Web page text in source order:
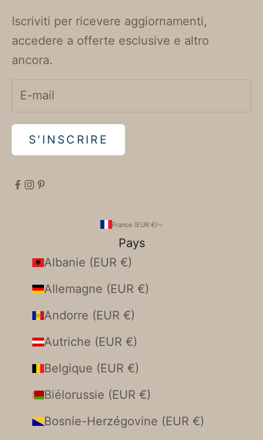
Iscriviti per ricevere aggiornamenti,
accedere a offerte esclusive e altro
ancora.
S'INSCRIRE
France (EUR €)
Pays
Albanie (EUR €)
Allemagne (EUR €)
Andorre (EUR €)
Autriche (EUR €)
Belgique (EUR €)
Biélorussie (EUR €)
Bosnie-Herzégovine (EUR €)